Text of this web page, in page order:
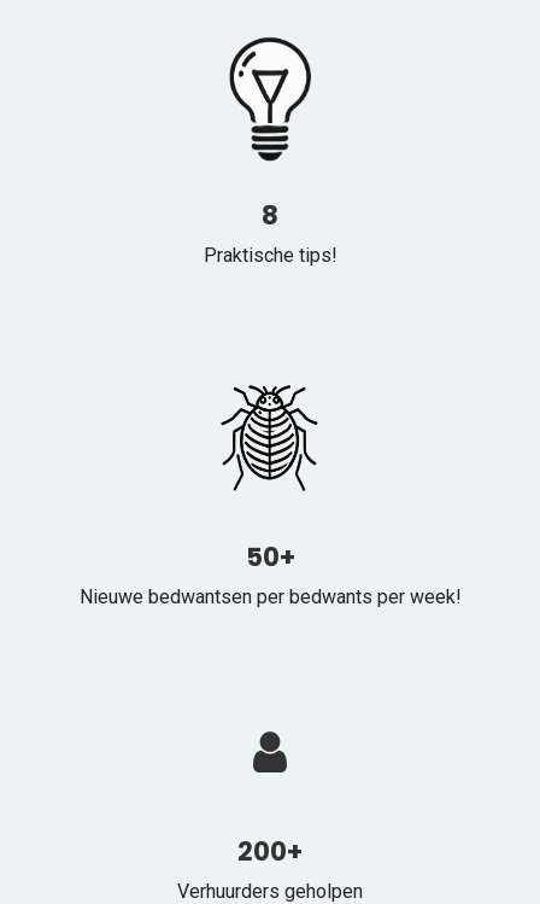
8
Praktische tips!
50+
Nieuwe bedwantsen per bedwants per week!
200+
Verhuurders geholpen